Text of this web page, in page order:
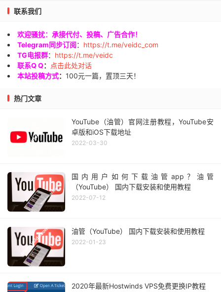
联系我们
欢迎骚扰：承接代付、投稿、广告合作！
Telegram同步订阅： https://t.me/veidc_com
TG电报群： https://t.me/veidc
联系Q Q：
点击此处对话
本站投稿方式： 100元一篇，置顶三天！
热门文章
YouTube（油管）官网注册教程，YouTube安
卓版和iOS下载地址
2022-03-30
国内用户如何下载油管app？油管
（YouTube） 国内下载安装和使用教程
2022-07-12
油管（YouTube） 国内下载安装和使用教程
2022-01-23
2020年最新Hostwinds VPS免费更换IP教程